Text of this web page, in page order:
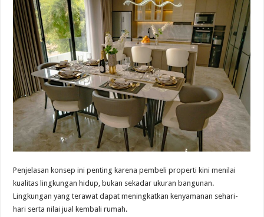
Penjelasan konsep ini penting karena pembeli properti kini menilai
kualitas lingkungan hidup, bukan sekadar ukuran bangunan.
Lingkungan yang terawat dapat meningkatkan kenyamanan sehari-
hari serta nilai jual kembali rumah.